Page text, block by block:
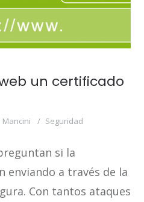
un certificado
Mancini Seguridad
si la
enviando a través de la
Con tantos ataques